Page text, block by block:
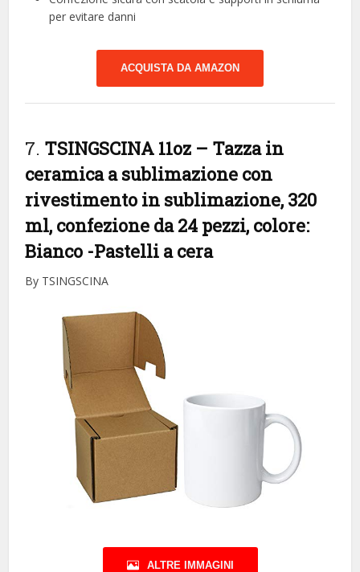
per evitare danni
ACQUISTA DA AMAZON
7. TSINGSCINA 11oz – Tazza in
ceramica a sublimazione con
rivestimento in sublimazione, 320
ml, confezione da 24 pezzi, colore:
Bianco -Pastelli a cera
By TSINGSCINA
ALTRE IMMAGINI